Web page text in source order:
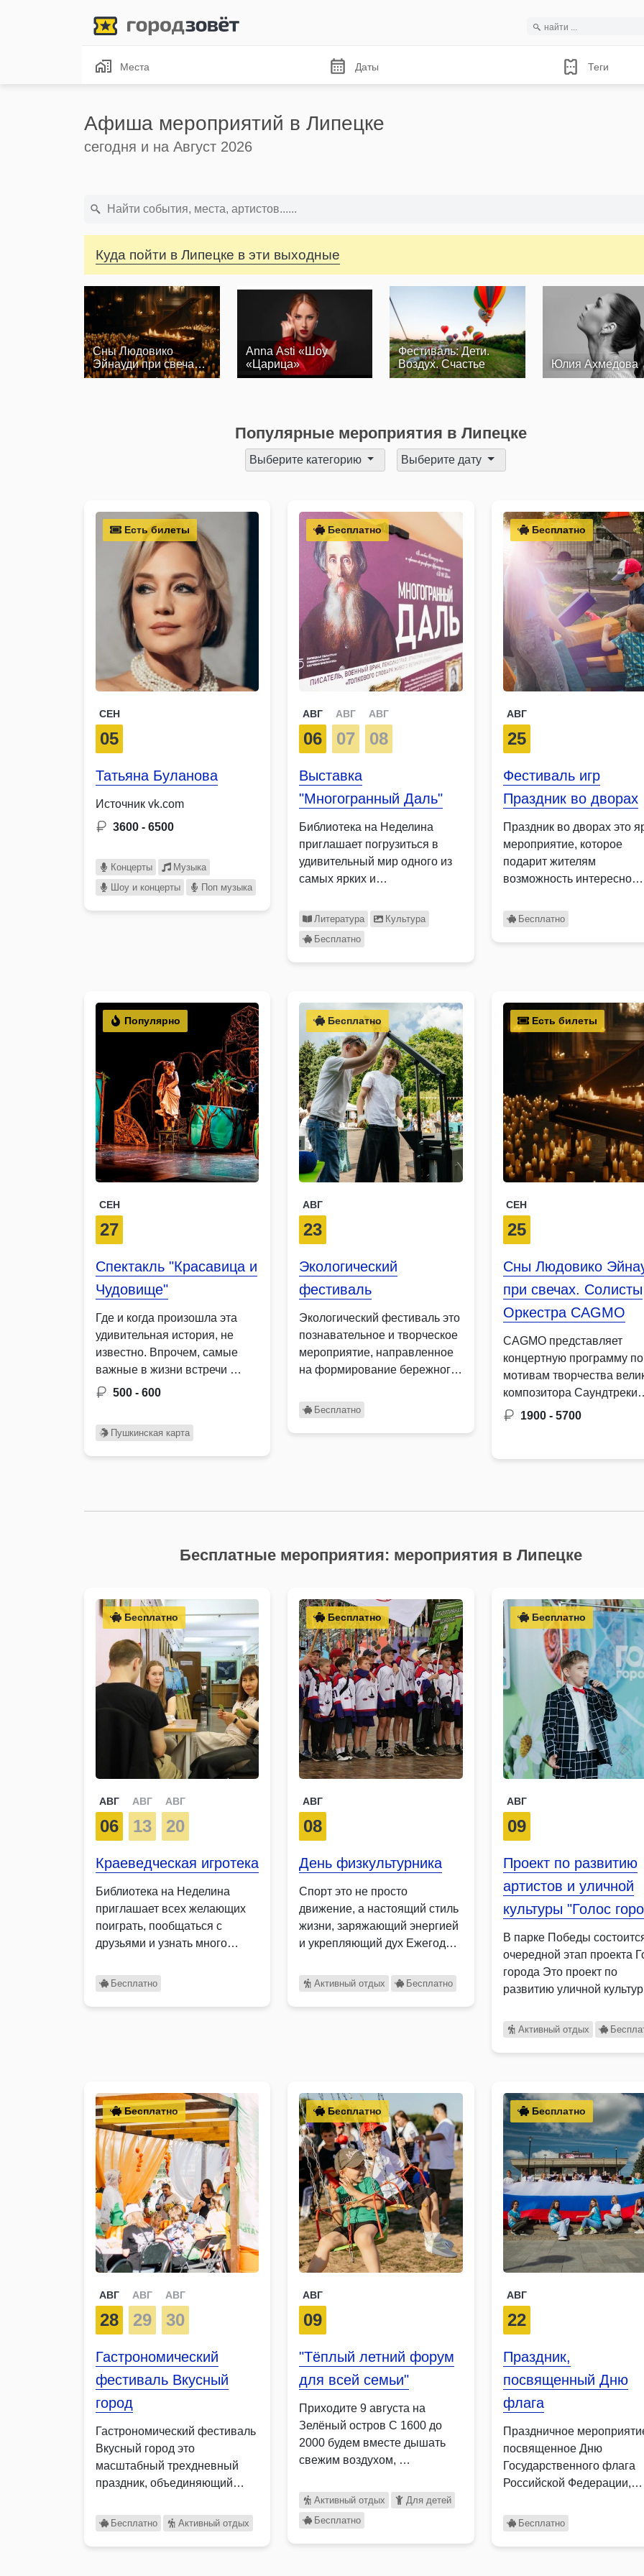
Места Даты Теги
Афиша мероприятий в Липецке
сегодня и на Август 2026
Куда пойти в Липецке в эти выходные
Сны Людовико
Эйнауди при свечах.
Солисты Оркестра…
Anna Asti «Шоу
«Царица»
Фестиваль: Дети.
Воздух. Счастье
Юлия Ахмедова
Популярные мероприятия в Липецке
Выберите категорию Выберите дату
Есть билеты
СЕН
05
Татьяна Буланова
Источник vk.com
3600 - 6500
Концерты
Музыка
Шоу и концерты
Поп музыка
Бесплатно
АВГ
06
АВГ
07
АВГ
08
Выставка
"Многогранный Даль"
Библиотека на Неделина
приглашает погрузиться в
удивительный мир одного из
самых ярких и
Литература
Культура
Бесплатно
Бесплатно
АВГ
25
Фестиваль игр
Праздник во дворах
Праздник во дворах это
мероприятие, которое
подарит жителям
возможность интересно
… Бесплатно
Популярно
СЕН
27
Спектакль "Красавица и
Чудовище"
Где и когда произошла эта
удивительная история, не
известно. Впрочем, самые
важные в жизни встречи …
500 - 600
Пушкинская карта
Бесплатно
АВГ
23
Экологический
фестиваль
Экологический фестиваль это
познавательное и творческое
мероприятие, направленное
на формирование бережного
среде …
Бесплатно
Есть билеты
СЕН
25
Сны Людовико
при свечах. Солисты
Оркестра CAGMO
CAGMO представляет
концертную программу по
мотивам творчества
композитора Саундтреки
Эйнауди при свечах в
1900 - 5700
Бесплатные мероприятия: мероприятия в Липецке
Бесплатно
АВГ
06
АВГ
13
АВГ
20
Краеведческая игротека
Библиотека на Неделина
приглашает всех желающих
поиграть, пообщаться с
друзьями и узнать много
Бесплатно
Бесплатно
АВГ
08
День физкультурника
Спорт это не просто
движение, а настоящий стиль
жизни, заряжающий энергией
и укрепляющий дух Ежегодно
Активный отдых Бесплатно
Бесплатно
АВГ
09
Проект по развитию
артистов и уличной
культуры "Голос
В парке Победы
очередной этап проекта
города Это проект по
развитию уличной
Активный отдых
Бесплатно
АВГ
28
АВГ
29
АВГ
30
Гастрономический
фестиваль Вкусный
город
Гастрономический фестиваль
Вкусный город это
масштабный трехдневный
праздник, объединяющий
семейного отдыха и …
Бесплатно Активный отдых
Бесплатно
АВГ
09
"Тёплый летний форум
для всей семьи"
Приходите 9 августа на
Зелёный остров С 1600 до
2000 будем вместе дышать
свежим воздухом, …
Активный отдых
Для детей
Бесплатно
Бесплатно
АВГ
22
Праздник,
посвященный Дню
флага
Праздничное
посвященное Дню
Государственного флага
Российской Федерации,
объединяющим жителей
разных поколений …
Бесплатно